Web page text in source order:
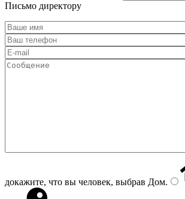
Письмо директору
докажите, что вы человек, выбрав Дом.